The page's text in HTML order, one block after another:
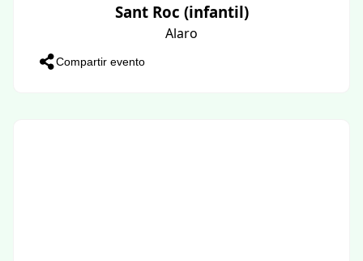
Sant Roc (infantil)
Alaro
Compartir evento